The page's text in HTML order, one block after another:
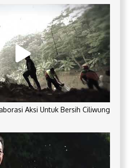
Aksi Untuk Bersih Ciliwung